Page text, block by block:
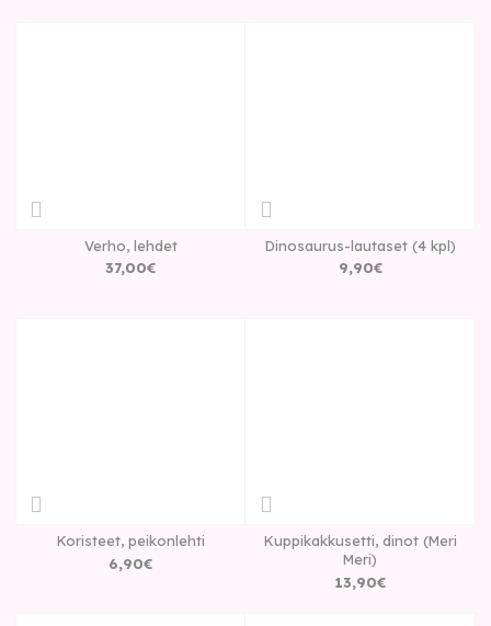
Verho, lehdet
37,00€
Dinosaurus-lautaset (4 kpl)
9,90€
Koristeet, peikonlehti
6,90€
Kuppikakkusetti, dinot (Meri
Meri)
13,90€